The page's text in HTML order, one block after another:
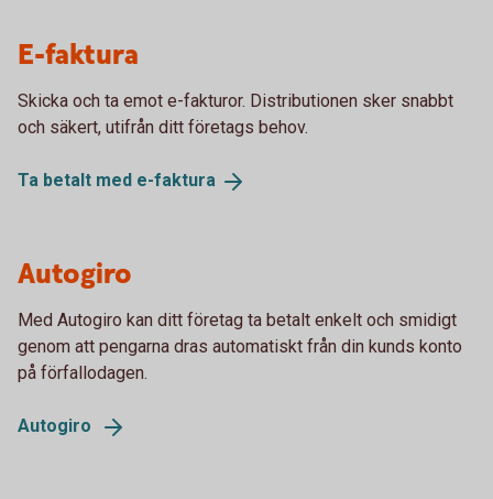
E-faktura
Skicka och ta emot e-fakturor. Distributionen sker snabbt
och säkert, utifrån ditt företags behov.
Ta betalt med e-faktura
Autogiro
Med Autogiro kan ditt företag ta betalt enkelt och smidigt
genom att pengarna dras automatiskt från din kunds konto
på förfallodagen.
Autogiro